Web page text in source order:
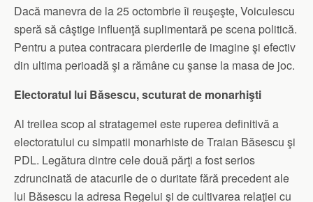
Dacă manevra de la 25 octombrie îi reuşeşte, Voiculescu
speră să câştige influenţă suplimentară pe scena politică.
Pentru a putea contracara pierderile de imagine şi efectiv
din ultima perioadă şi a rămâne cu şanse la masa de joc.
Electoratul lui Băsescu, scuturat de monarhişti
Al treilea scop al stratagemei este ruperea definitivă a
electoratului cu simpatii monarhiste de Traian Băsescu şi
PDL. Legătura dintre cele două părţi a fost serios
zdruncinată de atacurile de o duritate fără precedent ale
lui Băsescu la adresa Regelui şi de cultivarea relaţiei cu